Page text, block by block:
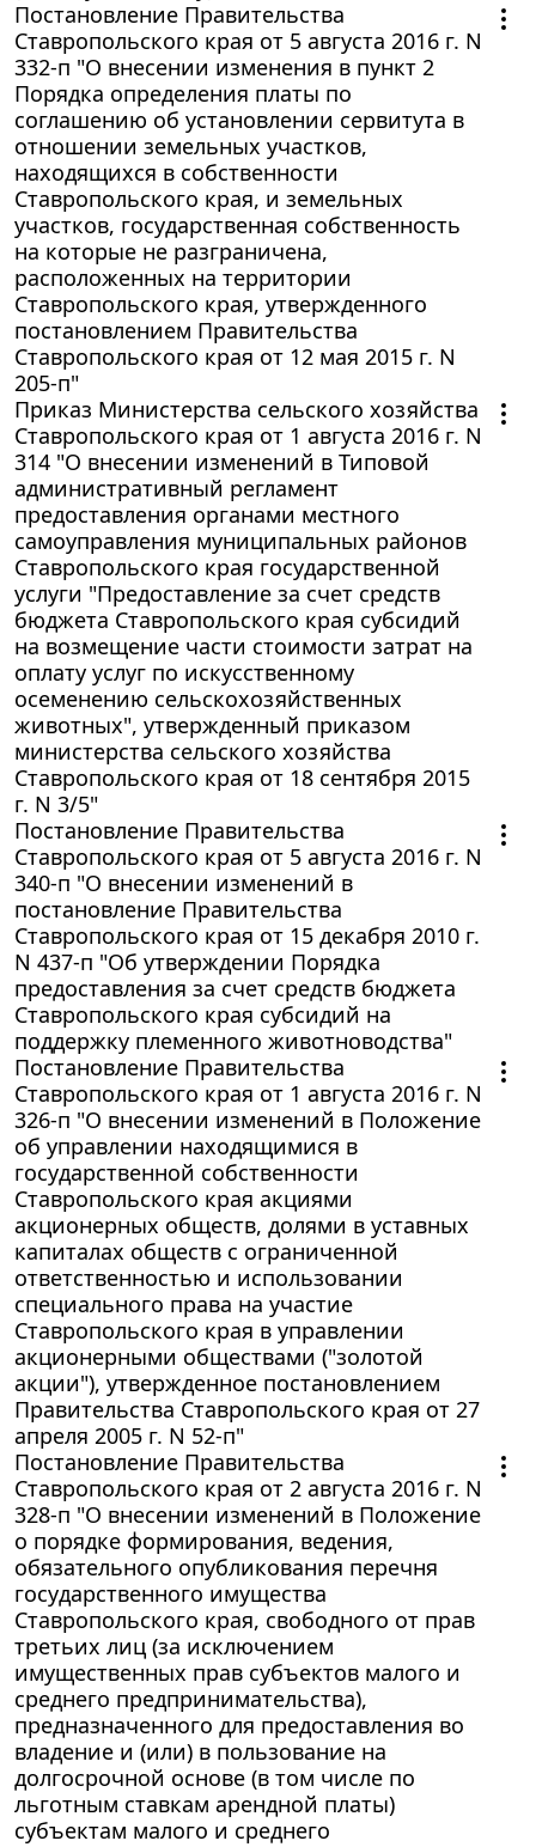
Постановление Правительства
Ставропольского края от 5 августа 2016 г. N
332-п "О внесении изменения в пункт 2
Порядка определения платы по
соглашению об установлении сервитута в
отношении земельных участков,
находящихся в собственности
Ставропольского края, и земельных
участков, государственная собственность
на которые не разграничена,
расположенных на территории
Ставропольского края, утвержденного
постановлением Правительства
Ставропольского края от 12 мая 2015 г. N
205-п"
Приказ Министерства сельского хозяйства
Ставропольского края от 1 августа 2016 г. N
314 "О внесении изменений в Типовой
административный регламент
предоставления органами местного
самоуправления муниципальных районов
Ставропольского края государственной
услуги "Предоставление за счет средств
бюджета Ставропольского края субсидий
на возмещение части стоимости затрат на
оплату услуг по искусственному
осеменению сельскохозяйственных
животных", утвержденный приказом
министерства сельского хозяйства
Ставропольского края от 18 сентября 2015
г. N 3/5"
Постановление Правительства
Ставропольского края от 5 августа 2016 г. N
340-п "О внесении изменений в
постановление Правительства
Ставропольского края от 15 декабря 2010 г.
N 437-п "Об утверждении Порядка
предоставления за счет средств бюджета
Ставропольского края субсидий на
поддержку племенного животноводства"
Постановление Правительства
Ставропольского края от 1 августа 2016 г. N
326-п "О внесении изменений в Положение
об управлении находящимися в
государственной собственности
Ставропольского края акциями
акционерных обществ, долями в уставных
капиталах обществ с ограниченной
ответственностью и использовании
специального права на участие
Ставропольского края в управлении
акционерными обществами ("золотой
акции"), утвержденное постановлением
Правительства Ставропольского края от 27
апреля 2005 г. N 52-п"
Постановление Правительства
Ставропольского края от 2 августа 2016 г. N
328-п "О внесении изменений в Положение
о порядке формирования, ведения,
обязательного опубликования перечня
государственного имущества
Ставропольского края, свободного от прав
третьих лиц (за исключением
имущественных прав субъектов малого и
среднего предпринимательства),
предназначенного для предоставления во
владение и (или) в пользование на
долгосрочной основе (в том числе по
льготным ставкам арендной платы)
субъектам малого и среднего